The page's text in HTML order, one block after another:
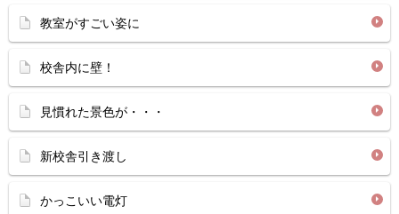
教室がすごい姿に
校舎内に壁！
見慣れた景色が・・・
新校舎引き渡し
かっこいい電灯